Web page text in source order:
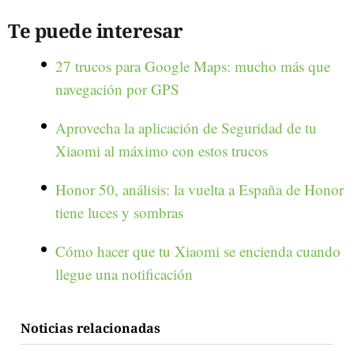
Te puede interesar
27 trucos para Google Maps: mucho más que
navegación por GPS
Aprovecha la aplicación de Seguridad de tu
Xiaomi al máximo con estos trucos
Honor 50, análisis: la vuelta a España de Honor
tiene luces y sombras
Cómo hacer que tu Xiaomi se encienda cuando
llegue una notificación
Noticias relacionadas